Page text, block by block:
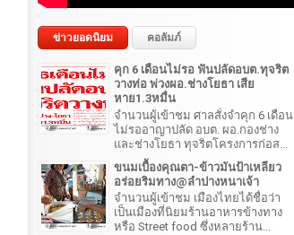
ข่าวยอดนิยม คอลัมภ์
คุก 6 เดือนไม่รอ ฟันปลัดอบต.ทุจริต
วางท่อ พ่วงผอ.ช่างโยธา เสีย
หาย1.3หมื่น
จำนวนผู้เข้าชม ศาลสั่งจำคุก 6 เดือน
ไม่รออาญาปลัด อบต. ผอ.กองช่าง
และช่างโยธา ทุจริตโครงการก่อส...
ขนมเบื้องคุณตา-ข้าวมันป้าเหลียว
อร่อยริมทาง@ลำปางหนาเจ้า
จำนวนผู้เข้าชม เมืองไทยได้ชื่อว่า
เป็นเมืองที่นิยมร้านอาหารข้างทาง
หรือ Street food ซึ่งหลายร้าน...